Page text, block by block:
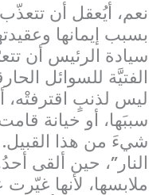
نعم، أيُعقل أن
بسبب إيمانها
سيادة الرئيس أن
الفتيَّة للسوائل
ليس لذنبٍ
سببَها، أو خيانة
شيءَ من هذا
النار”، حين ألقى
ملابسها، لأنها غيّرت